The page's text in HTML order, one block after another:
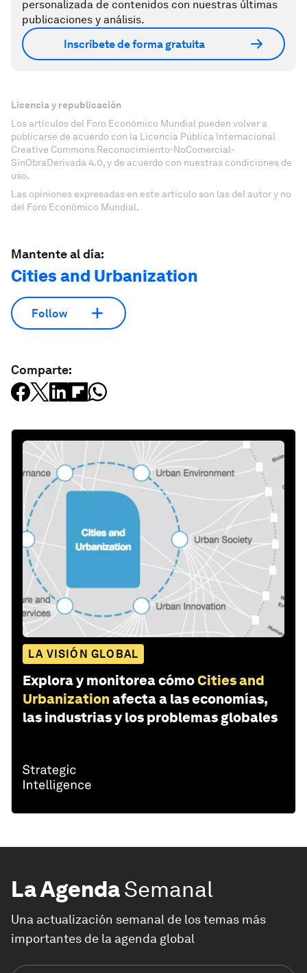
personalizada de contenidos con nuestras últimas
publicaciones y análisis.
Inscríbete de forma gratuita
Licencia y republicación
Los artículos del Foro Económico Mundial pueden volver a
publicarse de acuerdo con la Licencia Pública Internacional
Creative Commons Reconocimiento-NoComercial-
SinObraDerivada 4.0, y de acuerdo con nuestras condiciones de
uso.
Las opiniones expresadas en este artículo son las del autor y no
del Foro Económico Mundial.
Mantente al día:
Cities and Urbanization
Follow
Comparte:
LA VISIÓN GLOBAL
Explora y monitorea cómoCities and
Urbanization afecta a las economías,
las industrias y los problemas globales
La AgendaSemanal
Una actualización semanal de los temas más
importantes de la agenda global